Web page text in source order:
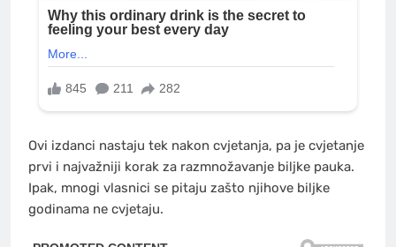
Ovi izdanci nastaju tek nakon cvjetanja, pa je cvjetanje
prvi i najvažniji korak za razmnožavanje biljke pauka.
Ipak, mnogi vlasnici se pitaju zašto njihove biljke
godinama ne cvjetaju.